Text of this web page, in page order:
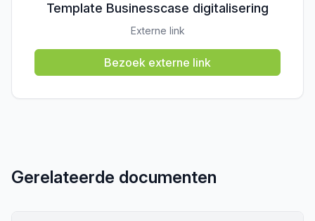
Template Businesscase digitalisering
Externe link
Bezoek externe link
Gerelateerde documenten